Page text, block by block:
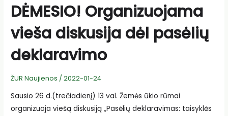
DĖMESIO! Organizuojama
vieša diskusija dėl pasėlių
deklaravimo
ŽUR Naujienos /2022-01-24
Sausio 26 d.(trečiadienį) 13 val. Žemės ūkio rūmai
organizuoja viešą diskusiją „Pasėlių deklaravimas: taisyklės